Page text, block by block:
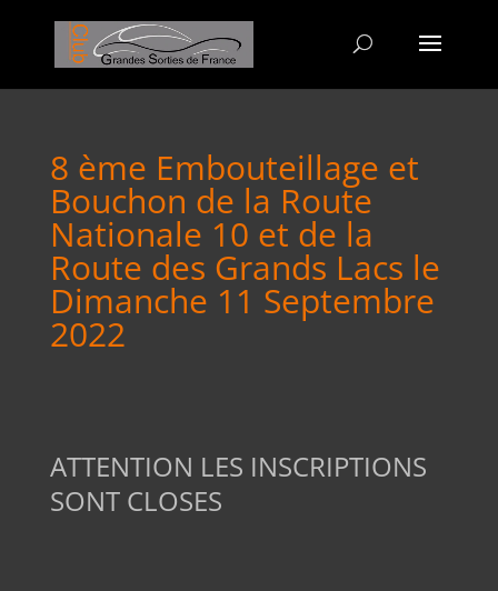
8 ème Embouteillage et
Bouchon de la Route
Nationale 10 et de la
Route des Grands Lacs le
Dimanche 11 Septembre
2022
ATTENTION LES INSCRIPTIONS
SONT CLOSES